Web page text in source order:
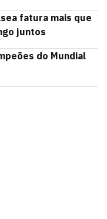
fatura mais que
juntos
do Mundial